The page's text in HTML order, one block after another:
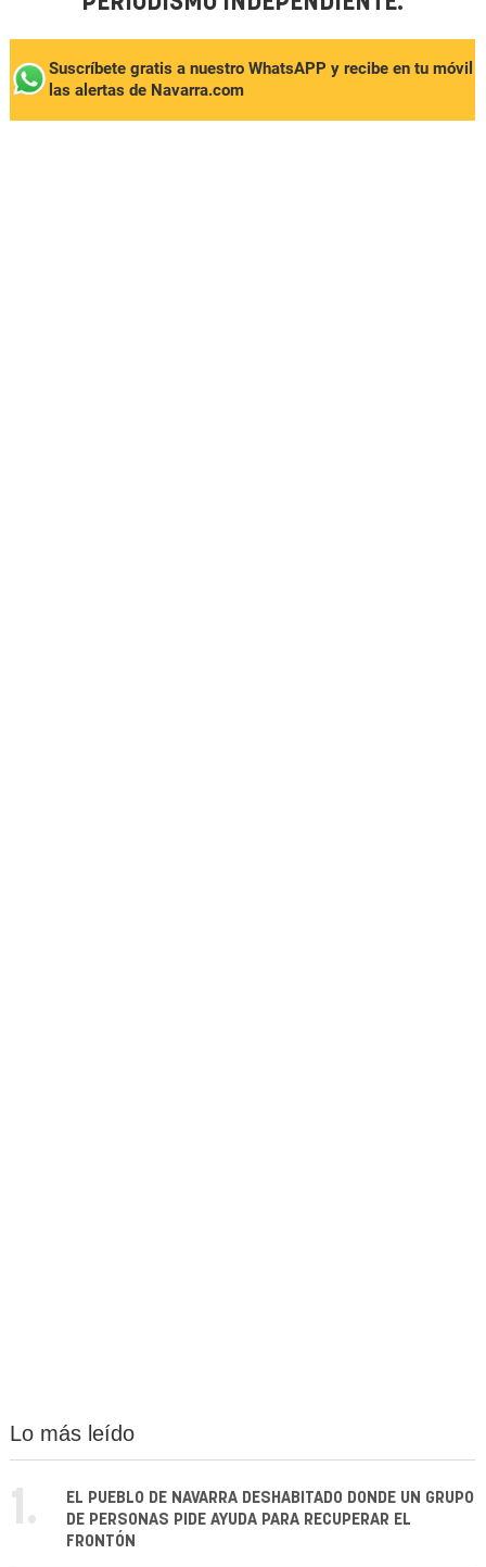
Suscríbete gratis a nuestro WhatsAPP y recibe en tu móvil
las alertas de Navarra.com
Lo más leído
1.
EL PUEBLO DE NAVARRA DESHABITADO DONDE UN GRUPO
DE PERSONAS PIDE AYUDA PARA RECUPERAR EL
FRONTÓN